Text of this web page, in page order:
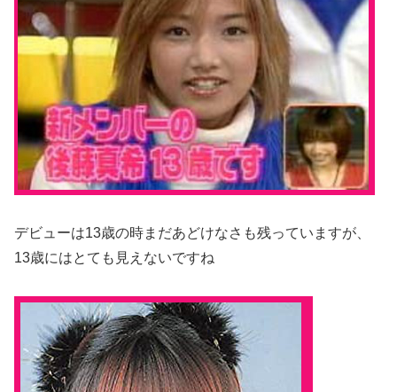
デビューは13歳の時まだあどけなさも残っていますが、
13歳にはとても見えないですね